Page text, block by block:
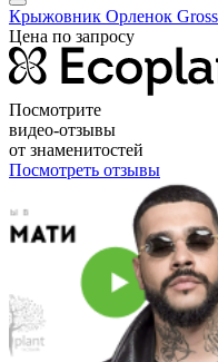
Крыжовник Орленок
Цена по запросу
Посмотрите
видео-отзывы
от знаменитостей
Посмотреть отзывы